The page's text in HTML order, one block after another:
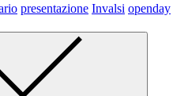
presentazione Invalsi openday